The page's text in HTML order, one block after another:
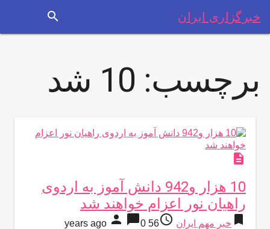
خبرگزاری ایران search
برچسب: 10 شد
description
10 هزار و942 دانش آموز به اردوی
راهیان نور اعزام خواهند شد
bookmark خبر مهم ایران access_time
56 years ago
person chat_bubble0